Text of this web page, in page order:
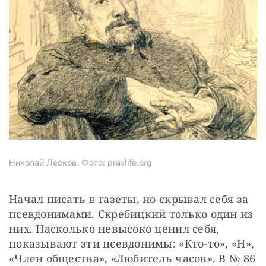
Николай Лесков. Фото: pravlife.org
Начал писать в газеты, но скрывал себя за
псевдонимами. Скребицкий только один из
них. Насколько невысоко ценил себя,
показывают эти псевдонимы: «Кто-то», «Н»,
«Член общества», «Любитель часов». В № 86